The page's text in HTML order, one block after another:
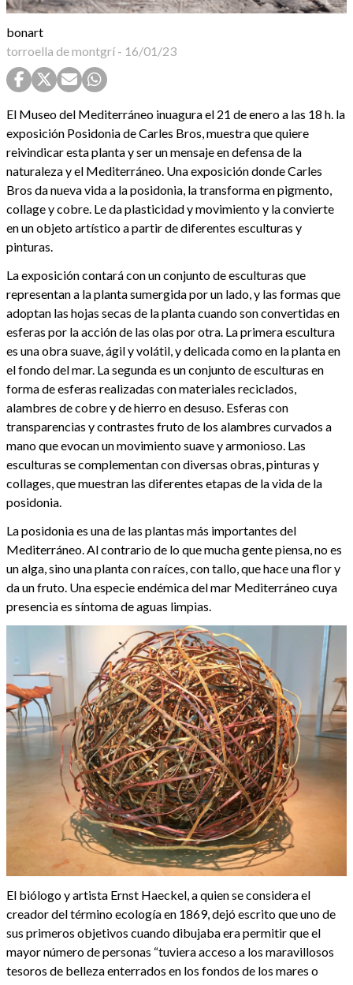
bonart
torroella de montgrí- 16/01/23
El Museo del Mediterráneo inuagura el 21 de enero a las 18 h. la
exposición Posidonia de Carles Bros, muestra que quiere
reivindicar esta planta y ser un mensaje en defensa de la
naturaleza y el Mediterráneo. Una exposición donde Carles
Bros da nueva vida a la posidonia, la transforma en pigmento,
collage y cobre. Le da plasticidad y movimiento y la convierte
en un objeto artístico a partir de diferentes esculturas y
pinturas.
La exposición contará con un conjunto de esculturas que
representan a la planta sumergida por un lado, y las formas que
adoptan las hojas secas de la planta cuando son convertidas en
esferas por la acción de las olas por otra. La primera escultura
es una obra suave, ágil y volátil, y delicada como en la planta en
el fondo del mar. La segunda es un conjunto de esculturas en
forma de esferas realizadas con materiales reciclados,
alambres de cobre y de hierro en desuso. Esferas con
transparencias y contrastes fruto de los alambres curvados a
mano que evocan un movimiento suave y armonioso. Las
esculturas se complementan con diversas obras, pinturas y
collages, que muestran las diferentes etapas de la vida de la
posidonia.
La posidonia es una de las plantas más importantes del
Mediterráneo. Al contrario de lo que mucha gente piensa, no es
un alga, sino una planta con raíces, con tallo, que hace una flor y
da un fruto. Una especie endémica del mar Mediterráneo cuya
presencia es síntoma de aguas limpias.
El biólogo y artista Ernst Haeckel, a quien se considera el
creador del término ecología en 1869, dejó escrito que uno de
sus primeros objetivos cuando dibujaba era permitir que el
mayor número de personas “tuviera acceso a los maravillosos
tesoros de belleza enterrados en los fondos de los mares o